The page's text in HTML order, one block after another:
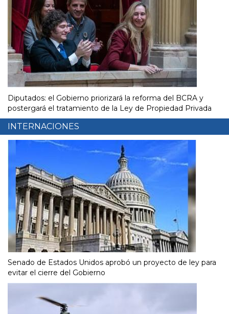
Diputados: el Gobierno priorizará la reforma del BCRA y
postergará el tratamiento de la Ley de Propiedad Privada
INTERNACIONES
Senado de Estados Unidos aprobó un proyecto de ley para
evitar el cierre del Gobierno